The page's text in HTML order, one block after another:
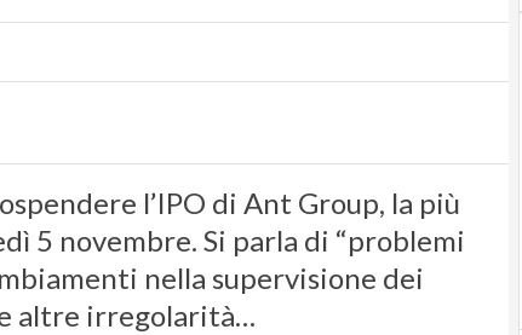
l’IPO di Ant Group, la più
5 novembre. Si parla di “problemi
nella supervisione dei
altre irregolarità…